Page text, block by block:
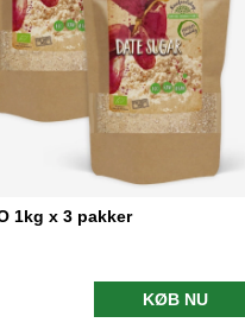
1kg x 3 pakker
KØB NU